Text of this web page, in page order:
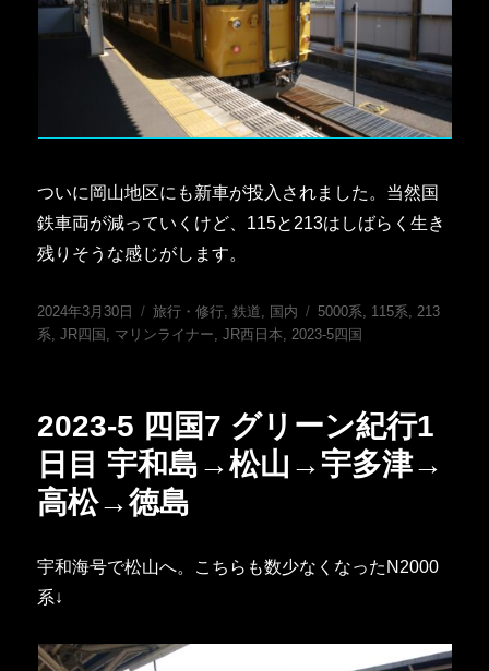
ついに岡山地区にも新車が投入されました。当然国
鉄車両が減っていくけど、115と213はしばらく生き
残りそうな感じがします。
投
稿
2024年3月30日
カ
テ
旅行・修行,鉄道, 国内
タ
グ
5000系, 115系,213
系,JR四国 , マリンライナー,JR西日本,2023-5四国
2023-5 四国7 グリーン紀行1
日目 宇和島→松山→宇多津→
高松→徳島
宇和海号で松山へ。こちらも数少なくなったN2000
系↓